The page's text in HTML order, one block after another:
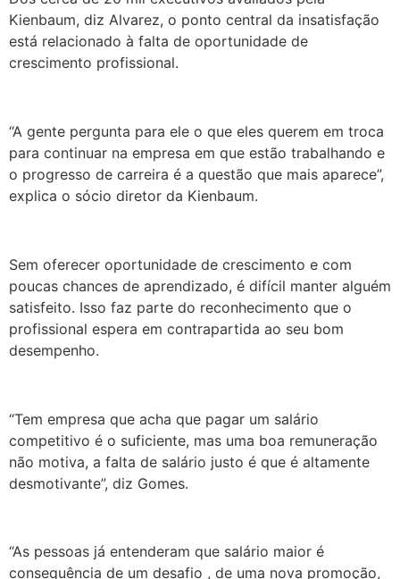
Kienbaum, diz Alvarez, o ponto central da insatisfação
está relacionado à falta de oportunidade de
crescimento profissional.
“A gente pergunta para ele o que eles querem em troca
para continuar na empresa em que estão trabalhando e
o progresso de carreira é a questão que mais aparece”,
explica o sócio diretor da Kienbaum.
Sem oferecer oportunidade de crescimento e com
poucas chances de aprendizado, é difícil manter alguém
satisfeito. Isso faz parte do reconhecimento que o
profissional espera em contrapartida ao seu bom
desempenho.
“Tem empresa que acha que pagar um salário
competitivo é o suficiente, mas uma boa remuneração
não motiva, a falta de salário justo é que é altamente
desmotivante”, diz Gomes.
“As pessoas já entenderam que salário maior é
consequência de um desafio , de uma nova promoção,